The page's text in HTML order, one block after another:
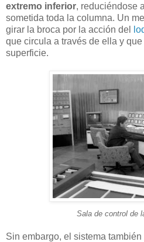
extremo inferior, reduciéndose
sometida toda la columna. Un
girar la broca por la acción del
que circula a través de ella y
superficie.
Sala de control de
Sin embargo, el sistema